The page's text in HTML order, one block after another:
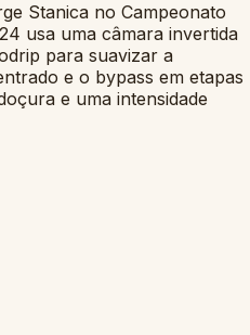
Stanica no Campeonato
usa uma câmara invertida
para suavizar a
e o bypass em etapas
e uma intensidade